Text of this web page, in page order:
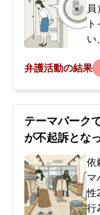
員
ト
い
警
犯
の
ご
め
た
弁護活動の結果
テーマパーク
が不起訴とな
依
マ
性
行